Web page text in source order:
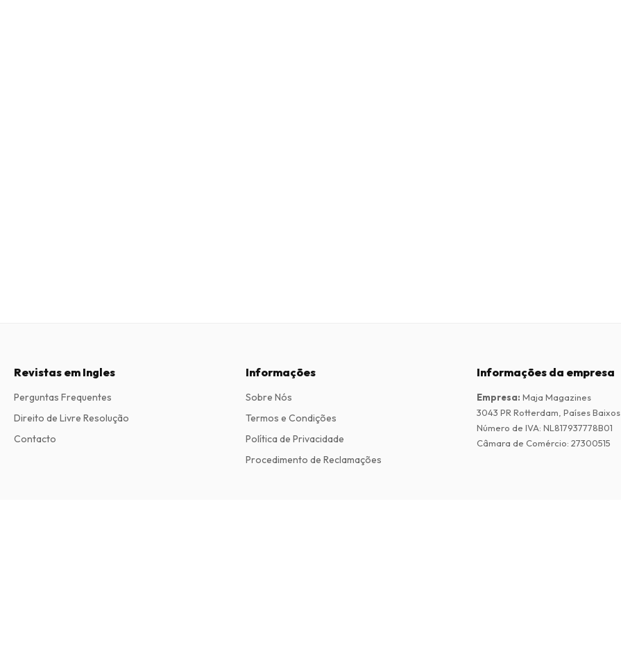
Revistas em Ingles
Perguntas Frequentes
Direito de Livre Resolução
Contacto
Informações
Sobre Nós
Termos e Condições
Política de Privacidade
Procedimento de Reclamações
Informações da empresa
Empresa: Maja Magazines
3043 PR Rotterdam, Países Baixos
Número de IVA: NL817937778B01
Câmara de Comércio: 27300515